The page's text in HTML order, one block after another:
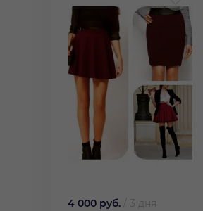
4 000 руб.
3 дня